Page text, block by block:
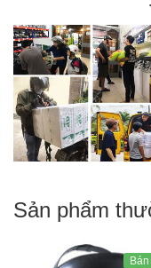
Sản phẩm